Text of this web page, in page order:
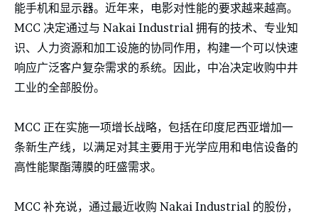
能手机和显示器。近年来，电影对性能的要求越来越高。
MCC 决定通过与 Nakai Industrial 拥有的技术、专业知
识、人力资源和加工设施的协同作用，构建一个可以快速
响应广泛客户复杂需求的系统。因此，中冶决定收购中井
工业的全部股份。
MCC 正在实施一项增长战略，包括在印度尼西亚增加一
条新生产线，以满足对其主要用于光学应用和电信设备的
高性能聚酯薄膜的旺盛需求。
MCC 补充说，通过最近收购 Nakai Industrial 的股份，